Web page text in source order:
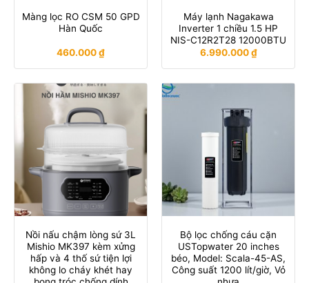
Màng lọc RO CSM 50 GPD
Hàn Quốc
460.000₫
Máy lạnh Nagakawa
Inverter 1 chiều 1.5 HP
NIS-C12R2T28 12000BTU
6.990.000₫
Nồi nấu chậm lòng sứ 3L
Mishio MK397 kèm xửng
hấp và 4 thố sứ tiện lợi
không lo cháy khét hay
Bộ lọc chống cáu cặn
USTopwater 20 inches
béo, Model: Scala-45-AS,
Công suất 1200 lít/giờ, Vỏ